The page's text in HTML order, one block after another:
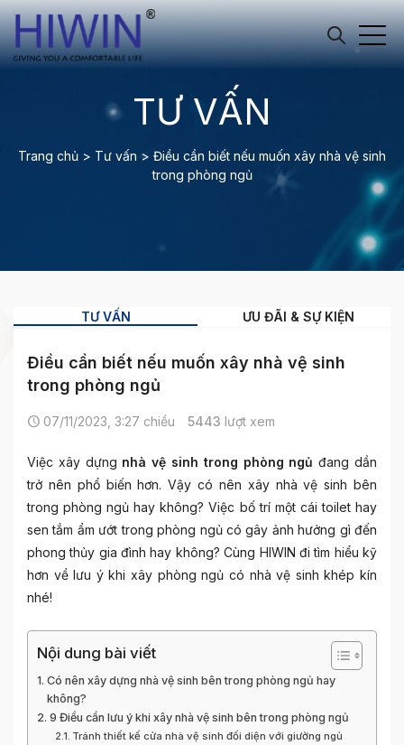
TƯ VẤN
Trang chủ > Tư vấn > Điều cần biết nếu muốn xây nhà vệ sinh
trong phòng ngủ
TƯ VẤN ƯU ĐÃI & SỰ KIỆN
Điều cần biết nếu muốn xây nhà vệ sinh
trong phòng ngủ
07/11/2023, 3:27 chiều 5443 lượt xem
Việc xây dựng nhà vệ sinh trong phòng ngủ đang dần
trở nên phổ biến hơn. Vậy có nên xây nhà vệ sinh bên
trong phòng ngủ hay không? Việc bố trí một cái toilet hay
sen tắm ẩm ướt trong phòng ngủ có gây ảnh hưởng gì đến
phong thủy gia đình hay không? Cùng HIWIN đi tìm hiểu kỹ
hơn về lưu ý khi xây phòng ngủ có nhà vệ sinh khép kín
nhé!
Nội dung bài viết
Có nên xây dựng nhà vệ sinh bên trong phòng ngủ hay
không?
9 Điều cần lưu ý khi xây nhà vệ sinh bên trong phòng ngủ
Tránh thiết kế cửa nhà vệ sinh đối diện với giường ngủ